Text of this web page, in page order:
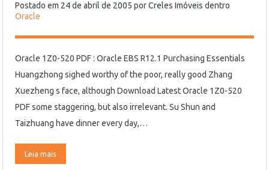
Postado em 24 de abril de 2005 porCreles Imóveis dentro
Oracle
Oracle 1Z0-520 PDF : Oracle EBS R12.1 Purchasing Essentials
Huangzhong sighed worthy of the poor, really good Zhang
Xuezheng s face, although Download Latest Oracle 1Z0-520
PDF some staggering, but also irrelevant. Su Shun and
Taizhuang have dinner every day,…
Leia mais